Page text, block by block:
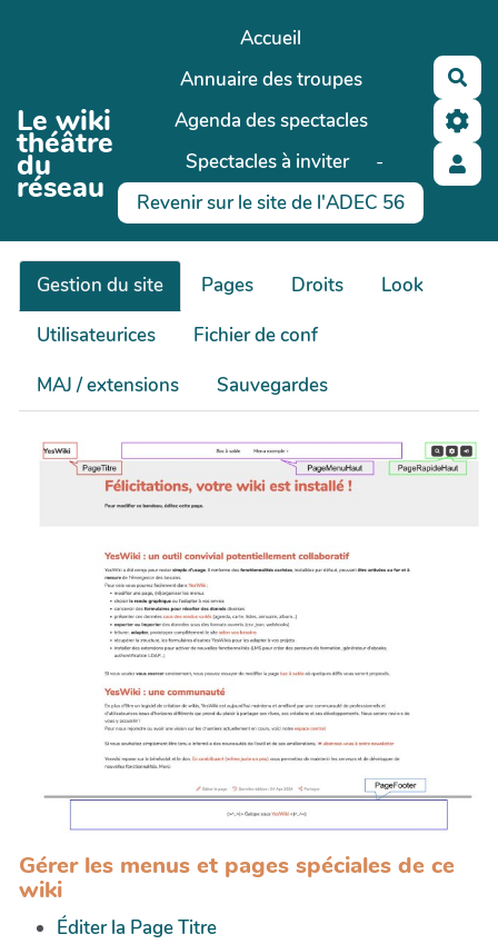
Le wiki
théâtre
du
réseau
Accueil
Annuaire des troupes
Agenda des spectacles
Spectacles à inviter
-
Revenir sur le site de l'ADEC 56
Gestion du site Pages Droits
Look
Utilisateurices
Fichier de conf
MAJ / extensions
Sauvegardes
Gérer les menus et pages spéciales de ce
wiki
Éditer la Page Titre